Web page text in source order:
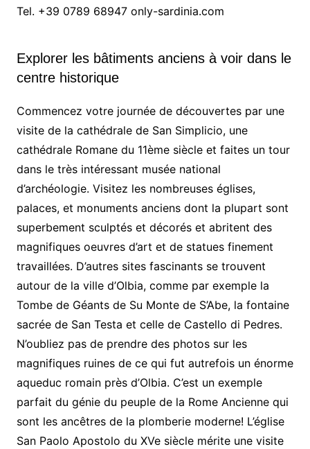
Tel. +39 0789 68947 only-sardinia.com
Explorer les bâtiments anciens à voir dans le
centre historique
Commencez votre journée de découvertes par une
visite de la cathédrale de San Simplicio, une
cathédrale Romane du 11ème siècle et faites un tour
dans le très intéressant musée national
d’archéologie. Visitez les nombreuses églises,
palaces, et monuments anciens dont la plupart sont
superbement sculptés et décorés et abritent des
magnifiques oeuvres d’art et de statues finement
travaillées. D’autres sites fascinants se trouvent
autour de la ville d’Olbia, comme par exemple la
Tombe de Géants de Su Monte de S’Abe, la fontaine
sacrée de San Testa et celle de Castello di Pedres.
N’oubliez pas de prendre des photos sur les
magnifiques ruines de ce qui fut autrefois un énorme
aqueduc romain près d’Olbia. C’est un exemple
parfait du génie du peuple de la Rome Ancienne qui
sont les ancêtres de la plomberie moderne! L’église
San Paolo Apostolo du XVe siècle mérite une visite